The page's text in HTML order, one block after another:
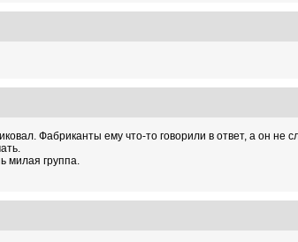
Фабриканты ему что-то говорили в ответ, а он не
милая группа.